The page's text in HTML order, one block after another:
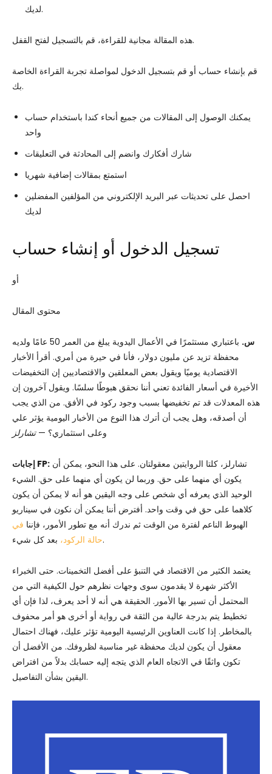
لديك.
هذه المقالة مجانية للقراءة، قم بالتسجيل لفتح القفل.
قم بإنشاء حساب أو قم بتسجيل الدخول لمواصلة تجربة القراءة الخاصة
بك.
يمكنك الوصول إلى المقالات من جميع أنحاء كندا باستخدام حساب
واحد
شارك أفكارك وانضم إلى المحادثة في التعليقات
استمتع بمقالات إضافية شهريا
احصل على تحديثات عبر البريد الإلكتروني من المؤلفين المفضلين
لديك
تسجيل الدخول أو إنشاء حساب
أو
محتوى المقال
س.
باعتباري مستثمرًا في الأعمال اليدوية يبلغ من العمر 50 عامًا ولديه
محفظة تزيد عن مليون دولار، فأنا في حيرة من أمري. أقرأ الأخبار
الاقتصادية يوميًا ويقول بعض المعلقين والاقتصاديين إن التخفيضات
الأخيرة في أسعار الفائدة تعني أننا نحقق هبوطًا سلسًا. ويقول آخرون إن
هذه المعدلات قد تم تخفيضها بسبب وجود ركود في الأفق. من الذي يجب
أن أصدقه، وهل يجب أن أترك هذا النوع من الأخبار اليومية يؤثر علي
وعلى استثماري؟ —تشارلز
إجابات FP:
يكون أي منهما على حق. وربما لن يكون أي منهما على حق. الشيء
الوحيد الذي يعرفه أي شخص على وجه اليقين هو أنه لا يمكن أن يكون
كلاهما على حق في وقت واحد. أفترض أننا يمكن أن نكون في سيناريو
الهبوط الناعم لفترة من الوقت ثم ندرك أنه مع تطور الأمور، فإننا في
حالة الركود،بعد كل شيء.
يعتمد الكثير من الاقتصاد في التنبؤ على أفضل التخمينات. حتى الخبراء
الأكثر شهرة لا يقدمون سوى وجهات نظرهم حول الكيفية التي من
المحتمل أن تسير بها الأمور. الحقيقة هي أنه لا أحد يعرف، لذا فإن أي
تخطيط يتم بدرجة عالية من الثقة في رواية أو أخرى هو أمر محفوف
بالمخاطر. إذا كانت العناوين الرئيسية اليومية تؤثر عليك، فهناك احتمال
معقول أن يكون لديك محفظة غير مناسبة لظروفك. من الأفضل أن
تكون واثقًا في الاتجاه العام الذي يتجه إليه حسابك بدلاً من افتراض
اليقين بشأن التفاصيل.